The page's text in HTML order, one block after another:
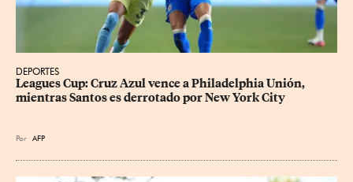
DEPORTES
Leagues Cup: Cruz Azul vence a Philadelphia Unión,
mientras Santos es derrotado por New York City
Por AFP